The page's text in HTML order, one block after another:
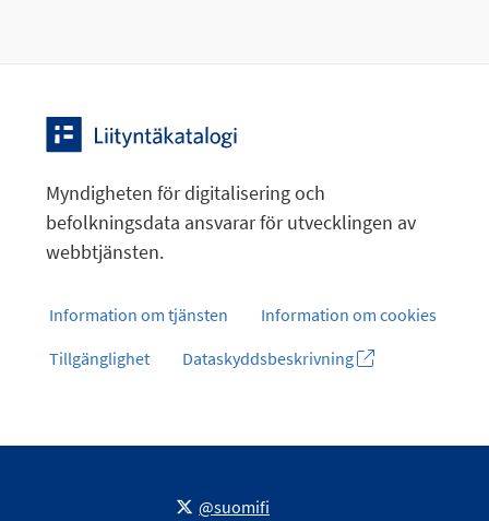
Myndigheten för digitalisering och
befolkningsdata ansvarar för utvecklingen av
webbtjänsten.
Information om tjänsten
Information om cookies
Tillgänglighet
Dataskyddsbeskrivning
@suomifi